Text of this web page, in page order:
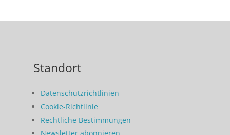
Standort
Datenschutzrichtlinien
Cookie-Richtlinie
Rechtliche Bestimmungen